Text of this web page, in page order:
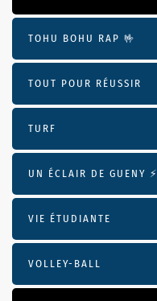
TOHU BOHU RAP 🤟
TOUT POUR RÉUSSIR
TURF
UN ÉCLAIR DE GUENY ⚡️
VIE ÉTUDIANTE
VOLLEY-BALL